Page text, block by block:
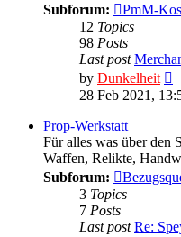
Subforum:
PmM-
12 Topics
98 Posts
Last post
by Dunkelheit
28 Feb 2021,
Prop-Werkstatt
Für alles was über den
Waffen, Relikte,
Subforum:
3 Topics
7 Posts
Last post Re: